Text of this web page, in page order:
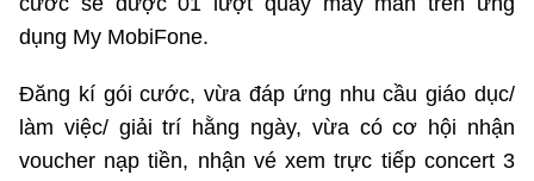
dụng My MobiFone.
Đăng kí gói cước, vừa đáp ứng nhu cầu giáo dục/
làm việc/ giải trí hằng ngày, vừa có cơ hội nhận
voucher nạp tiền, nhận vé xem trực tiếp concert 3